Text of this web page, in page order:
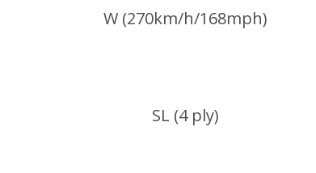
W (270km/h/168mph)
SL (4 ply)